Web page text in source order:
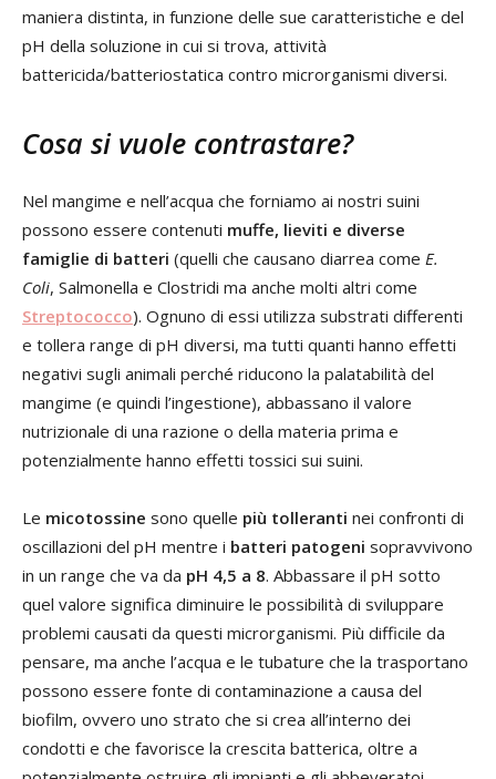
maniera distinta, in funzione delle sue caratteristiche e del
pH della soluzione in cui si trova, attività
battericida/batteriostatica contro microrganismi diversi.
Cosa si vuole contrastare?
Nel mangime e nell’acqua che forniamo ai nostri suini
possono essere contenuti muffe, lieviti e diverse
famiglie di batteri (quelli che causano diarrea come E.
Coli, Salmonella e Clostridi ma anche molti altri come
Streptococco). Ognuno di essi utilizza substrati differenti
e tollera range di pH diversi, ma tutti quanti hanno effetti
negativi sugli animali perché riducono la palatabilità del
mangime (e quindi l’ingestione), abbassano il valore
nutrizionale di una razione o della materia prima e
potenzialmente hanno effetti tossici sui suini.
Le micotossine sono quelle più tolleranti nei confronti di
oscillazioni del pH mentre i batteri patogeni sopravvivono
in un range che va da pH 4,5 a 8. Abbassare il pH sotto
quel valore significa diminuire le possibilità di sviluppare
problemi causati da questi microrganismi. Più difficile da
pensare, ma anche l’acqua e le tubature che la trasportano
possono essere fonte di contaminazione a causa del
biofilm, ovvero uno strato che si crea all’interno dei
condotti e che favorisce la crescita batterica, oltre a